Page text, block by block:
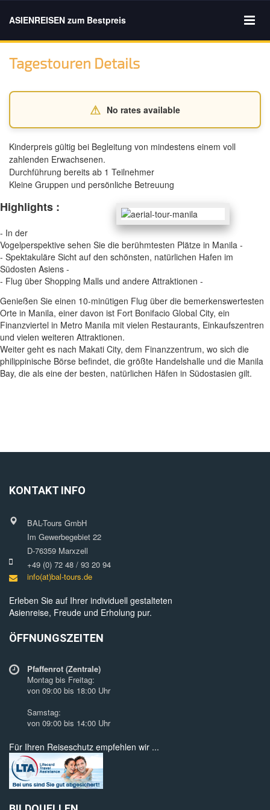
ASIENREISEN zum Bestpreis
Tagestouren Details
⚠ No rates available
Kinderpreis gültig bei Begleitung von mindestens einem voll
zahlenden Erwachsenen.
Durchführung bereits ab 1 Teilnehmer
Kleine Gruppen und persönliche Betreuung
Highlights :
- In der
Vogelperspektive sehen Sie die berühmtesten Plätze in Manila -
- Spektakuläre Sicht auf den schönsten, natürlichen Hafen im
Südosten Asiens -
- Flug über Shopping Malls und andere Attraktionen -
Genießen Sie einen 10-minütigen Flug über die bemerkenswertesten
Orte in Manila, einer davon ist Fort Bonifacio Global City, ein
Finanzviertel in Metro Manila mit vielen Restaurants, Einkaufszentren
und vielen weiteren Attraktionen.
Weiter geht es nach Makati City, dem Finanzzentrum, wo sich die
philippinische Börse befindet, die größte Handelshalle und die Manila
Bay, die als eine der besten, natürlichen Häfen in Südostasien gilt.
KONTAKT INFO
BAL-Tours GmbH
Im Gewerbegebiet 22
D-76359 Marxzell
+49 (0) 72 48 / 93 20 94
info(at)bal-tours.de
Erleben Sie auf Ihrer individuell gestalteten
Asienreise, Freude und Erholung pur.
ÖFFNUNGSZEITEN
Pfaffenrot (Zentrale)
Montag bis Freitag:
von 09:00 bis 18:00 Uhr
Samstag:
von 09:00 bis 14:00 Uhr
Für Ihren Reiseschutz empfehlen wir ...